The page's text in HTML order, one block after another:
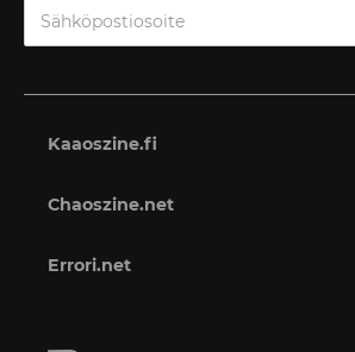
Kaaoszine.fi
Chaoszine.net
Errori.net